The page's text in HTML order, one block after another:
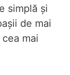
simplă și
de mai
mai